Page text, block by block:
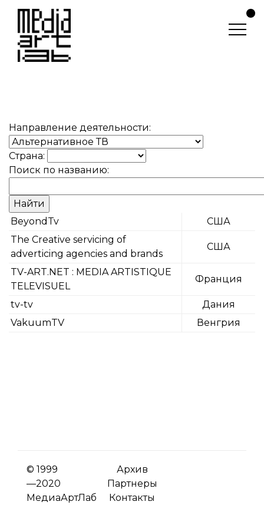
Направление деятельности:
Страна:
Поиск по названию:
BeyondTv
США
The Creative servicing of
adverticing agencies and brands
США
TV-ART.NET : MEDIA ARTISTIQUE
TELEVISUEL
Франция
tv-tv
Дания
VakuumTV
Венгрия
© 1999
—2020
МедиаАртЛаб
Архив
Партнеры
Контакты